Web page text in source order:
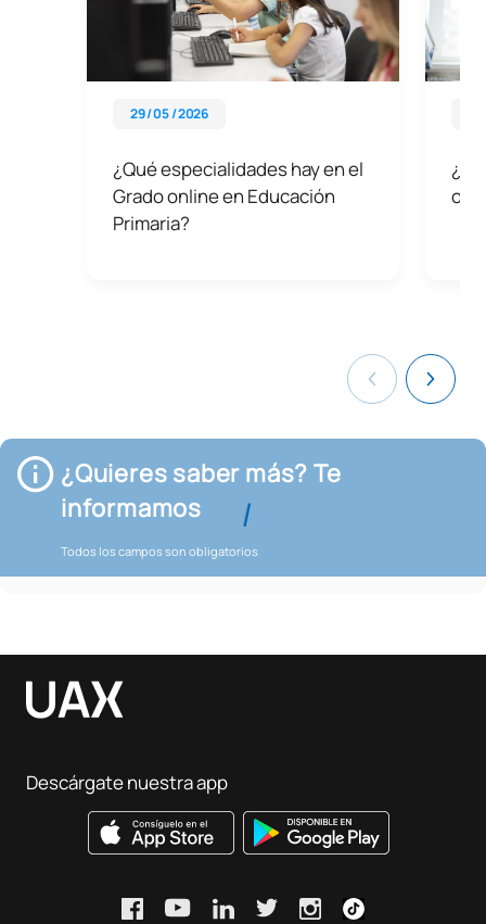
29 / 05 / 2026
¿Qué especialidades hay en el
Grado online en Educación
Primaria?
¿Quieres saber más? Te
informamos
Todos los campos son obligatorios
Descárgate nuestra app